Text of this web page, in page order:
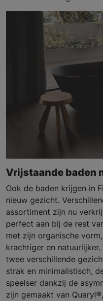
Vrijstaande baden
Ook de baden krijgen in
nieuw gezicht.
assortiment zijn nu
perfect aan bij de rest
met zijn organische
krachtiger en
twee verschillende
strak en minimalistisch,
speelser dankzij de
zijn gemaakt van